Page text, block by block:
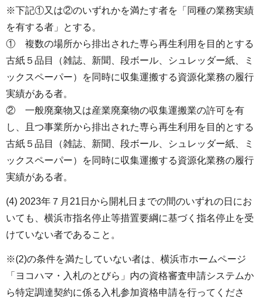
※下記①又は②のいずれかを満たす者を「同種の業務実績
を有する者」とする。
① 複数の場所から排出された専ら再生利用を目的とする
古紙５品目（雑誌、新聞、段ボール、シュレッダー紙、ミ
ックスペーパー）を同時に収集運搬する資源化業務の履行
実績がある者。
② 一般廃棄物又は産業廃棄物の収集運搬業の許可を有
し、且つ事業所から排出された専ら再生利用を目的とする
古紙５品目（雑誌、新聞、段ボール、シュレッダー紙、ミ
ックスペーパー）を同時に収集運搬する資源化業務の履行
実績がある者。
(4) 2023年７月21日から開札日までの間のいずれの日にお
いても、横浜市指名停止等措置要綱に基づく指名停止を受
けていない者であること。
※(2)の条件を満たしていない者は、横浜市ホームページ
「ヨコハマ・入札のとびら」内の資格審査申請システムか
ら特定調達契約に係る入札参加資格申請を行ってくださ